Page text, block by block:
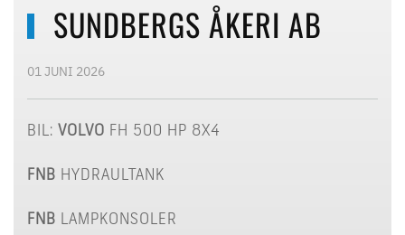
SUNDBERGS ÅKERI AB
01 JUNI 2026
BIL: VOLVO FH 500 HP 8X4
FNB HYDRAULTANK
FNB LAMPKONSOLER